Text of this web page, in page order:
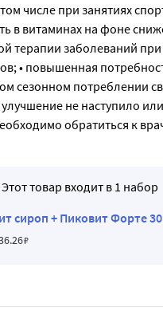
числе при занятиях
в витаминах на фоне
терапии заболеваний при
• повышенная
сезонном потреблении
не наступило
обратиться к
Этот товар входит в 1 набор
сироп + Пиковит Форте
.26₽